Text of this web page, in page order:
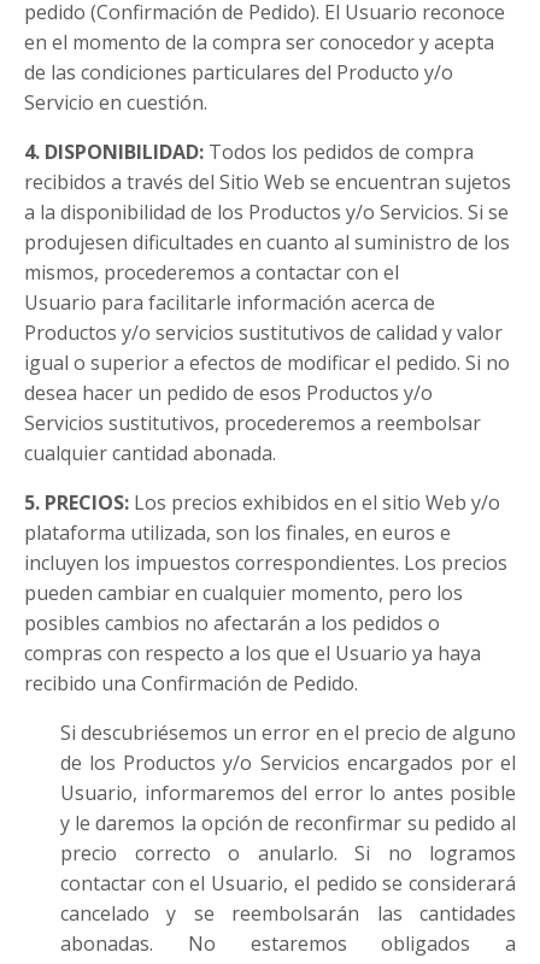
pedido (Confirmación de Pedido). El Usuario reconoce
en el momento de la compra ser conocedor y acepta
de las condiciones particulares del Producto y/o
Servicio en cuestión.
4. DISPONIBILIDAD: Todos los pedidos de compra
recibidos a través del Sitio Web se encuentran sujetos
a la disponibilidad de los Productos y/o Servicios. Si se
produjesen dificultades en cuanto al suministro de los
mismos, procederemos a contactar con el
Usuario para facilitarle información acerca de
Productos y/o servicios sustitutivos de calidad y valor
igual o superior a efectos de modificar el pedido. Si no
desea hacer un pedido de esos Productos y/o
Servicios sustitutivos, procederemos a reembolsar
cualquier cantidad abonada.
5. PRECIOS: Los precios exhibidos en el sitio Web y/o
plataforma utilizada, son los finales, en euros e
incluyen los impuestos correspondientes. Los precios
pueden cambiar en cualquier momento, pero los
posibles cambios no afectarán a los pedidos o
compras con respecto a los que el Usuario ya haya
recibido una Confirmación de Pedido.
Si descubriésemos un error en el precio de alguno
de los Productos y/o Servicios encargados por el
Usuario, informaremos del error lo antes posible
y le daremos la opción de reconfirmar su pedido al
precio correcto o anularlo. Si no logramos
contactar con el Usuario, el pedido se considerará
cancelado y se reembolsarán las cantidades
abonadas. No estaremos obligados a